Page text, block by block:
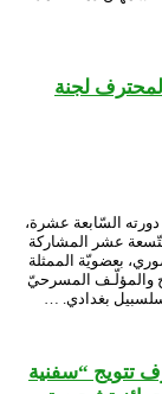
لجنة
السّابعة عشرة،
عشر المشاركة
بعضويّة الممثلة
والمؤلّـف المسرحيّ
بغدادي. …
تتويج “سفنية